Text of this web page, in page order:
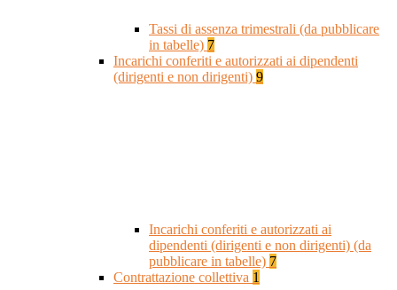
Tassi di assenza trimestrali (da pubblicare
in tabelle) 7
Incarichi conferiti e autorizzati ai dipendenti
(dirigenti e non dirigenti) 9
Incarichi conferiti e autorizzati ai
dipendenti (dirigenti e non dirigenti) (da
pubblicare in tabelle) 7
Contrattazione collettiva 1